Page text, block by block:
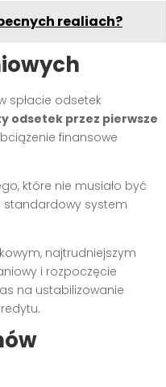
realiach?
spłacie odsetek
odsetek przez pierwsze
finansowe
które nie musiało być
standardowy system
najtrudniejszym
i rozpoczęcie
na ustabilizowanie